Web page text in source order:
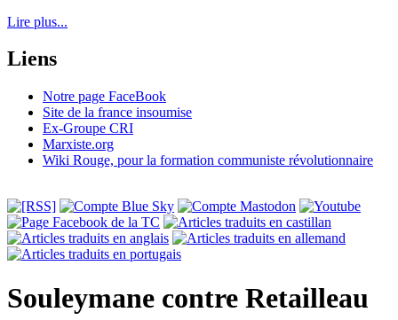
Lire plus...
Liens
Notre page FaceBook
Site de la france insoumise
Ex-Groupe CRI
Marxiste.org
Wiki Rouge, pour la formation communiste révolutionnaire
Souleymane contre Retailleau